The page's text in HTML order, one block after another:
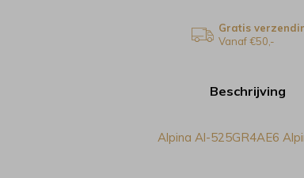
Gratis
Vanaf €50,-
Beschrijving
Alpina Al-525GR4AE6